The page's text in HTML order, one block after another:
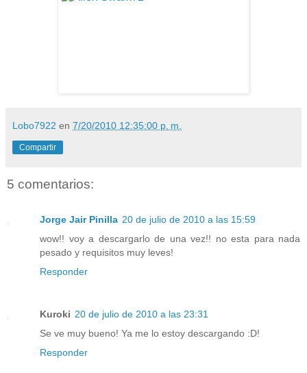
Lobo7922 en 7/20/2010 12:35:00 p. m.
Compartir
5 comentarios:
Jorge Jair Pinilla 20 de julio de 2010 a las 15:59
wow!! voy a descargarlo de una vez!! no esta para nada
pesado y requisitos muy leves!
Responder
Kuroki 20 de julio de 2010 a las 23:31
Se ve muy bueno! Ya me lo estoy descargando :D!
Responder